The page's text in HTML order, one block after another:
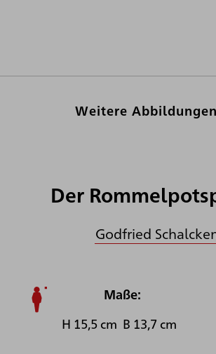
Weitere Abbildungen
Der
Godfried
Maße:
H 15,5 cm B 13,7 cm